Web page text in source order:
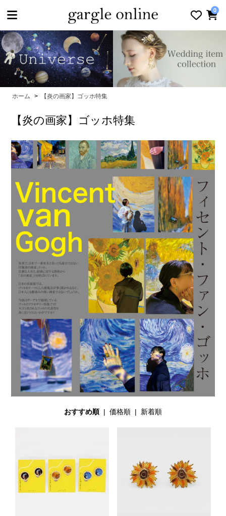
0
ホーム > 【炎の画家】ゴッホ特集
【炎の画家】ゴッホ特集
おすすめ順| 価格順 | 新着順